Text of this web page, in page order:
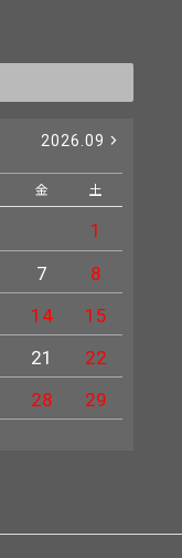
2026.09
金 土
1
7
8
14
15
21
22
28
29